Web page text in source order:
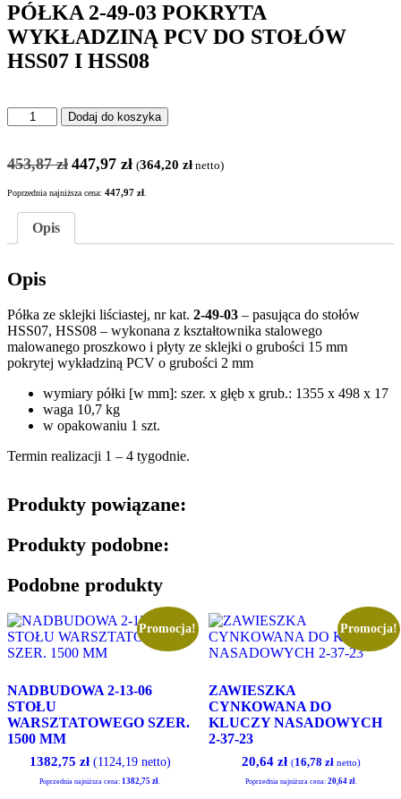
PÓŁKA 2-49-03 POKRYTA
WYKŁADZINĄ PCV DO STOŁÓW
HSS07 I HSS08
ilość
PÓŁKA
49-
POKRYTA
WYKŁADZINĄ
PCV
DO
HSS07
HSS08
Dodaj do koszyka
453,87zł Pierwotna
wynosiła:
453,87 zł.
447,97 złAktualna
wynosi:
(364,20 zł netto)
Poprzednia najniższa cena: 447,97 zł
Opis
Opis
Półka ze sklejki liściastej, nr kat. 2-49-03 – pasująca do stołów
HSS07, HSS08 – wykonana z kształtownika stalowego
malowanego proszkowo i płyty ze sklejki o grubości 15 mm
pokrytej wykładziną PCV o grubości 2 mm
wymiary półki [w mm]: szer. x głęb x grub.: 1355 x 498 x 17
waga 10,7 kg
w opakowaniu 1 szt.
Termin realizacji 1 – 4 tygodnie.
Produkty powiązane:
Produkty podobne:
Podobne produkty
Promocja!
NADBUDOWA 2-13-06
STOŁU
WARSZTATOWEGO SZER.
1500 MM
1382,75 zł(1124,19 netto)
Poprzednia najniższa cena:1382,75zł.
Promocja!
ZAWIESZKA
CYNKOWANA DO
KLUCZY NASADOWYCH
2-37-23
Pierwotna
wynosiła:
20,64 złAktualna
wynosi:
(16,78 złnetto)
Poprzednia najniższa cena: 20,64 zł.